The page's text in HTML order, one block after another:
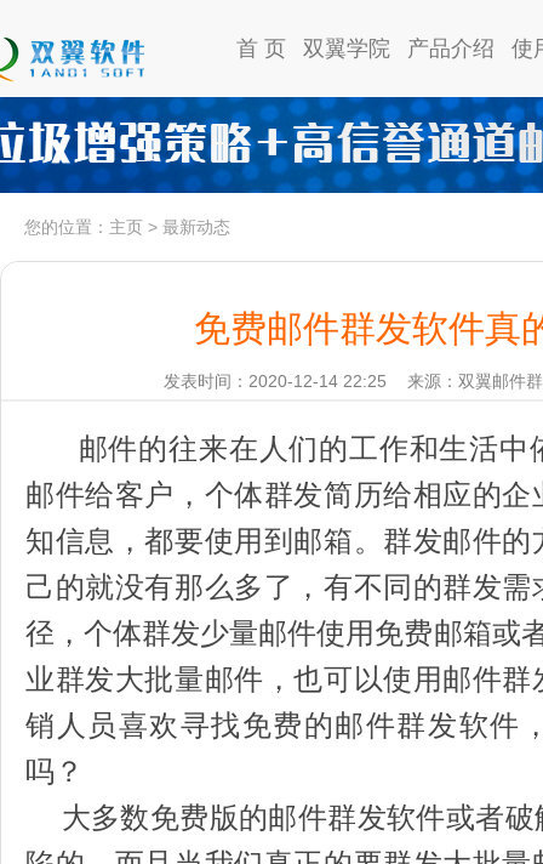
首 页 双翼学院 产品介绍 使
您的位置： 主页 > 最新动态
免费邮件群发软件真
发表时间：2020-12-14 22:25 来源：双翼邮件
邮件的往来在人们的工作和生活中
邮件给客户，个体群发简历给相应的
知信息，都要使用到邮箱。群发邮件
己的就没有那么多了，有不同的群发
径，个体群发少量邮件使用免费邮箱或
业群发大批量邮件，也可以使用邮件
销人员喜欢寻找免费的邮件群发软件
吗？
大多数免费版的邮件群发软件或者破